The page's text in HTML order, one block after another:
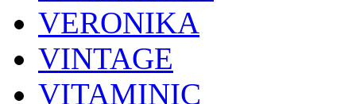
VERONIKA
VINTAGE
VITAMINIC